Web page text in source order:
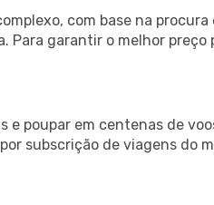
com base na
garantir o melhor preço
e poupar em centenas de
subscrição de viagens do